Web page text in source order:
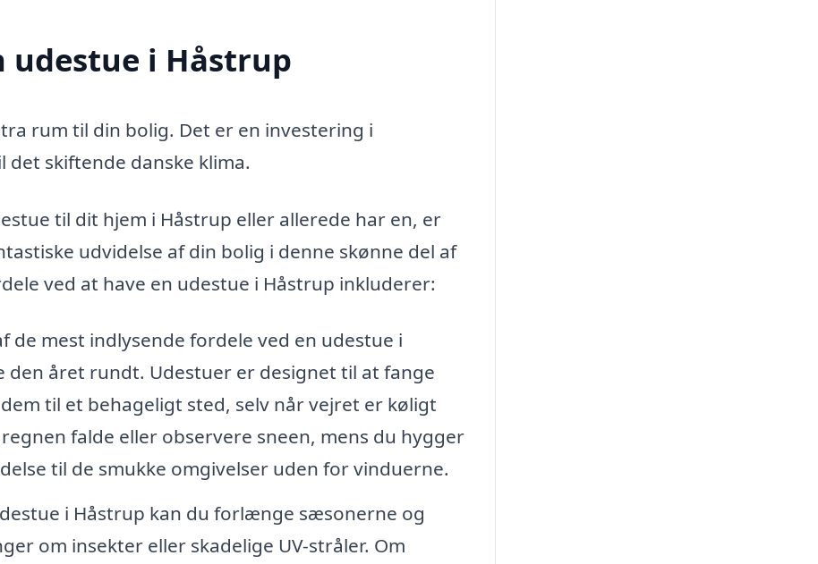
udestue i Håstrup
rum til din bolig. Det er en investering i
skiftende danske klima.
til dit hjem i Håstrup eller allerede har en, er
udvidelse af din bolig i denne skønne del af
ved at have en udestue i Håstrup inkluderer:
de mest indlysende fordele ved en udestue i
året rundt. Udestuer er designet til at fange
til et behageligt sted, selv når vejret er køligt
falde eller observere sneen, mens du hygger
til de smukke omgivelser uden for vinduerne.
i Håstrup kan du forlænge sæsonerne og
om insekter eller skadelige UV-stråler. Om